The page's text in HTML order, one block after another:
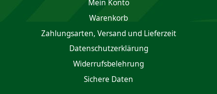
Mein Konto
Waren­korb
Zahlungsarten, Versand und Lieferzeit
Daten­schutz­er­klärung
Widerrufsbelehrung
Sichere Daten